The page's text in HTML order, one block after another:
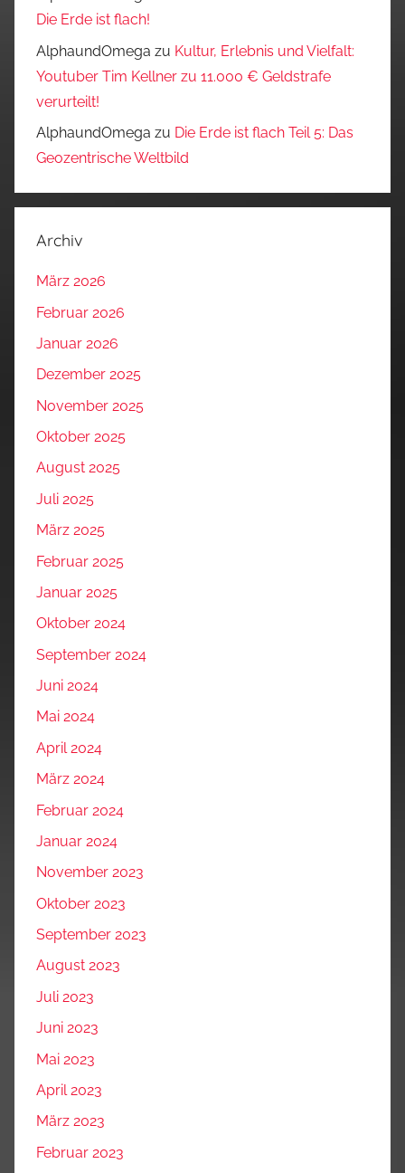
Die Erde ist flach!
AlphaundOmega zu Kultur, Erlebnis und Vielfalt:
Youtuber Tim Kellner zu 11.000 € Geldstrafe
verurteilt!
AlphaundOmega zu Die Erde ist flach Teil 5: Das
Geozentrische Weltbild
Archiv
März 2026
Februar 2026
Januar 2026
Dezember 2025
November 2025
Oktober 2025
August 2025
Juli 2025
März 2025
Februar 2025
Januar 2025
Oktober 2024
September 2024
Juni 2024
Mai 2024
April 2024
März 2024
Februar 2024
Januar 2024
November 2023
Oktober 2023
September 2023
August 2023
Juli 2023
Juni 2023
Mai 2023
April 2023
März 2023
Februar 2023